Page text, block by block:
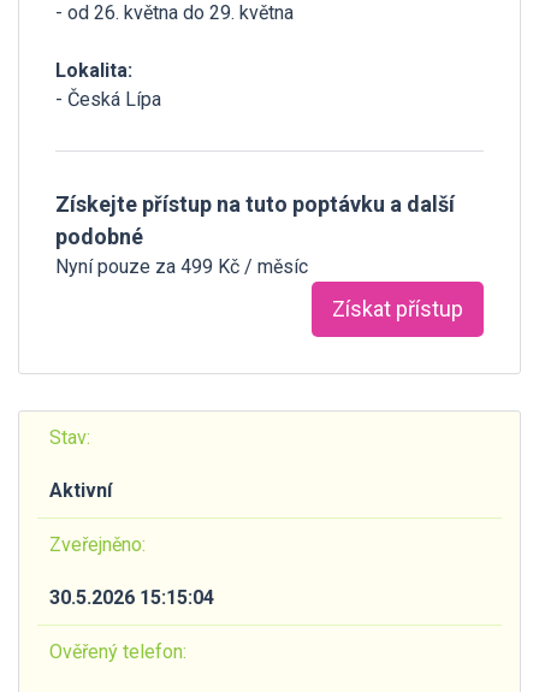
- od 26. května do 29. května
Lokalita:
- Česká Lípa
Získejte přístup na tuto poptávku a další
podobné
Nyní pouze za 499 Kč / měsíc
Získat přístup
Stav:
Aktivní
Zveřejněno:
30.5.2026 15:15:04
Ověřený telefon: